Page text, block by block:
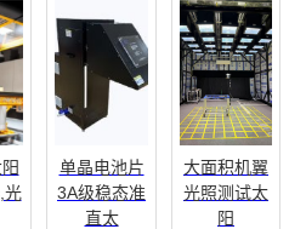
光
单晶电池片
3A级稳态准
直太
大面积机翼
光照测试太
阳